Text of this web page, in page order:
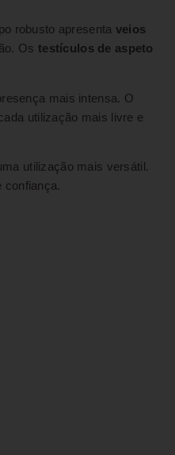
robusto apresenta veios
Os testículos de aspeto
mais intensa. O
utilização mais livre e
utilização mais versátil.
confiança.